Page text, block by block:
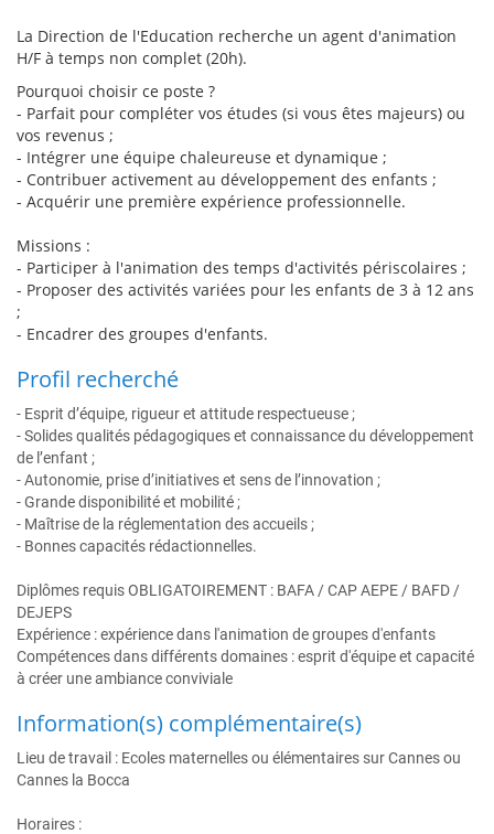
La Direction de l'Education recherche un agent d'animation
H/F à temps non complet (20h).
Pourquoi choisir ce poste ?
- Parfait pour compléter vos études (si vous êtes majeurs) ou
vos revenus ;
- Intégrer une équipe chaleureuse et dynamique ;
- Contribuer activement au développement des enfants ;
- Acquérir une première expérience professionnelle.
Missions :
- Participer à l'animation des temps d'activités périscolaires ;
- Proposer des activités variées pour les enfants de 3 à 12 ans
;
- Encadrer des groupes d'enfants.
Profil recherché
- Esprit d’équipe, rigueur et attitude respectueuse ;
- Solides qualités pédagogiques et connaissance du développement
de l’enfant ;
- Autonomie, prise d’initiatives et sens de l’innovation ;
- Grande disponibilité et mobilité ;
- Maîtrise de la réglementation des accueils ;
- Bonnes capacités rédactionnelles.
Diplômes requis OBLIGATOIREMENT : BAFA / CAP AEPE / BAFD /
DEJEPS
Expérience : expérience dans l'animation de groupes d'enfants
Compétences dans différents domaines : esprit d'équipe et capacité
à créer une ambiance conviviale
Information(s) complémentaire(s)
Lieu de travail : Ecoles maternelles ou élémentaires sur Cannes ou
Cannes la Bocca
Horaires :